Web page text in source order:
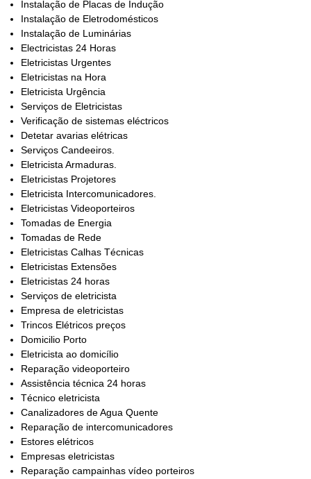
Instalação de Placas de Indução
Instalação de Eletrodomésticos
Instalação de Luminárias
Electricistas 24 Horas
Eletricistas Urgentes
Eletricistas na Hora
Eletricista Urgência
Serviços de Eletricistas
Verificação de sistemas eléctricos
Detetar avarias elétricas
Serviços Candeeiros.
Eletricista Armaduras.
Eletricistas Projetores
Eletricista Intercomunicadores.
Eletricistas Videoporteiros
Tomadas de Energia
Tomadas de Rede
Eletricistas Calhas Técnicas
Eletricistas Extensões
Eletricistas 24 horas
Serviços de eletricista
Empresa de eletricistas
Trincos Elétricos preços
Domicilio Porto
Eletricista ao domicílio
Reparação videoporteiro
Assistência técnica 24 horas
Técnico eletricista
Canalizadores de Agua Quente
Reparação de intercomunicadores
Estores elétricos
Empresas eletricistas
Reparação campainhas vídeo porteiros